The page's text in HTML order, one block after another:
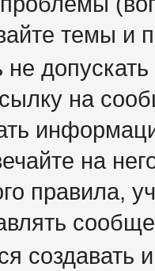
темы
не
на
на
правила,
создавать